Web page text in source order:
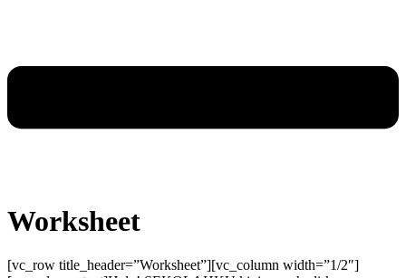
Worksheet
[vc_row title_header=”Worksheet”][vc_column width=”1/2″]